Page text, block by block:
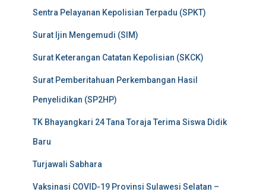
Sentra Pelayanan Kepolisian Terpadu (SPKT)
Surat Ijin Mengemudi (SIM)
Surat Keterangan Catatan Kepolisian (SKCK)
Surat Pemberitahuan Perkembangan Hasil
Penyelidikan (SP2HP)
TK Bhayangkari 24 Tana Toraja Terima Siswa Didik
Baru
Turjawali Sabhara
Vaksinasi COVID-19 Provinsi Sulawesi Selatan –